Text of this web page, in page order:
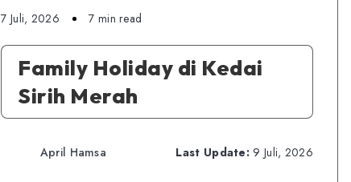
7 Juli, 2026 7 min read
Family Holiday di Kedai
Sirih Merah
April Hamsa Last Update: 9 Juli, 2026